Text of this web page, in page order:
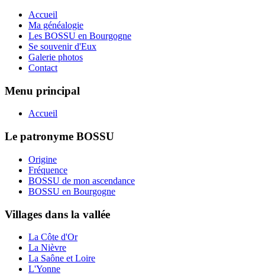
Accueil
Ma généalogie
Les BOSSU en Bourgogne
Se souvenir d'Eux
Galerie photos
Contact
Menu principal
Accueil
Le patronyme BOSSU
Origine
Fréquence
BOSSU de mon ascendance
BOSSU en Bourgogne
Villages dans la vallée
La Côte d'Or
La Nièvre
La Saône et Loire
L'Yonne